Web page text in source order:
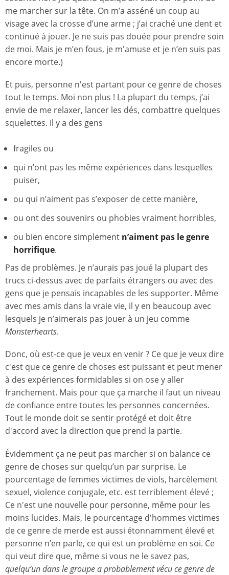
me marcher sur la tête. On m’a asséné un coup au
visage avec la crosse d’une arme ; j’ai craché une dent et
continué à jouer. Je ne suis pas douée pour prendre soin
de moi. Mais je m’en fous, je m'amuse et je n’en suis pas
encore morte.)
Et puis, personne n'est partant pour ce genre de choses
tout le temps. Moi non plus ! La plupart du temps, j’ai
envie de me relaxer, lancer les dés, combattre quelques
squelettes. Il y a des gens
fragiles ou
qui n’ont pas les même expériences dans lesquelles
puiser,
ou qui n’aiment pas s’exposer de cette manière,
ou ont des souvenirs ou phobies vraiment horribles,
ou bien encore simplement n’aiment pas le genre
horrifique.
Pas de problèmes. Je n’aurais pas joué la plupart des
trucs ci-dessus avec de parfaits étrangers ou avec des
gens que je pensais incapables de les supporter. Même
avec mes amis dans la vraie vie, il y en beaucoup avec
lesquels je n’aimerais pas jouer à un jeu comme
Monsterhearts.
Donc, où est-ce que je veux en venir ? Ce que je veux dire
c'est que ce genre de choses est puissant et peut mener
à des expériences formidables si on ose y aller
franchement. Mais pour que ça marche il faut un niveau
de confiance entre toutes les personnes concernées.
Tout le monde doit se sentir protégé et doit être
d'accord avec la direction que prend la partie.
Évidemment ça ne peut pas marcher si on balance ce
genre de choses sur quelqu’un par surprise. Le
pourcentage de femmes victimes de viols, harcèlement
sexuel, violence conjugale, etc. est terriblement élevé ;
Ce n'est une nouvelle pour personne, même pour les
moins lucides. Mais, le pourcentage d'hommes victimes
de ce genre de merde est aussi étonnamment élevé et
personne n’en parle, ce qui est un problème en soi. Ce
qui veut dire que, même si vous ne le savez pas,
quelqu’un dans le groupe a probablement vécu ce genre de